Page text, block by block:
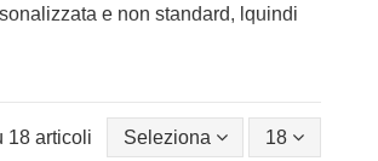
e non standard, lquindi
18 articoli Seleziona 18